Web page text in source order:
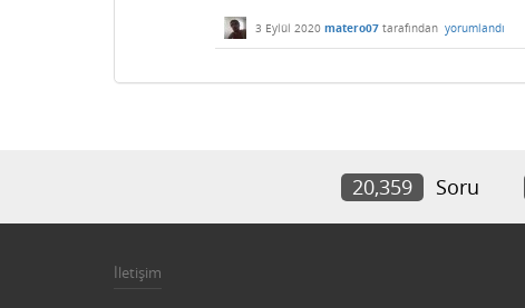
3 Eylül 2020 matero07 tarafından yorumlandı
20,359 Soru
İletişim